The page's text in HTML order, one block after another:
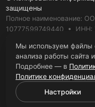
защищены
Полное наименование:
10777599749440 • ИНН:
к. 3
Политика
Политика использования
Пользовательское
Техническая поддержка
Мы используем файлы
анализа работы сайта
Подробнее — в
Политике
Настройки